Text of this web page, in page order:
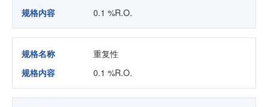
规格内容
0.1 %R.O.
规格名称
重复性
规格内容
0.1 %R.O.